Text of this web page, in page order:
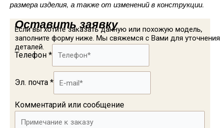
размера изделия, а также от изменений в конструкции.
Оставить заявку
Если вы хотите заказать данную или похожую модель,
заполните форму ниже. Мы свяжемся с Вами для уточнения
деталей.
Телефон *
Эл. почта *
Комментарий или сообщение